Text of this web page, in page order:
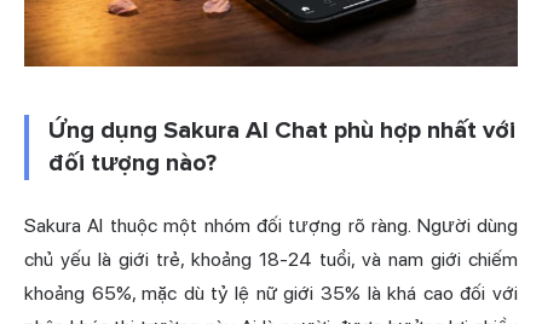
Ứng dụng Sakura AI Chat phù hợp nhất với
đối tượng nào?
Sakura AI thuộc một nhóm đối tượng rõ ràng. Người dùng
chủ yếu là giới trẻ, khoảng 18-24 tuổi, và nam giới chiếm
khoảng 65%, mặc dù tỷ lệ nữ giới 35% là khá cao đối với